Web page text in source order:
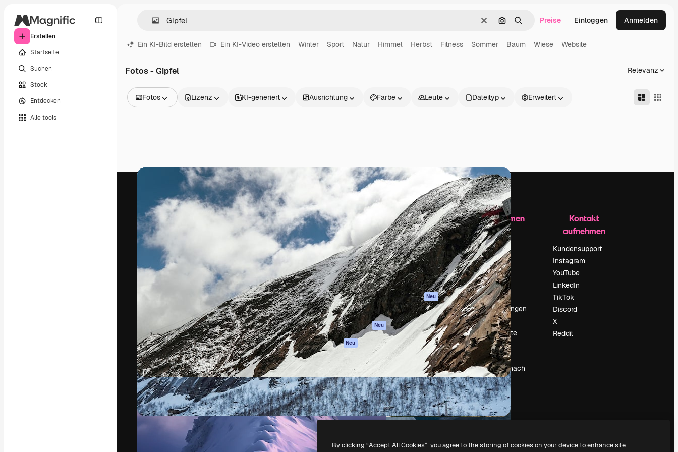
Erstellen
Startseite
Suchen
Stock
Entdecken
Alle tools
LöschenNach Bild suchen
SuchenPreise Einloggen Anmelden
Ein KI-Bild erstellen Ein KI-Video erstellen Winter Sport Natur Himmel Herbst Fitness Sommer Baum Wiese Website
Fotos - Gipfel Relevanz
Fotos
Videos
Motion Graphics
Videovorlagen
3D-Modelle
Schriftarten
Lizenz KI-generiert Ausrichtung Farbe Leute Dateityp Erweitert
Die kreative Plattform, um deine beste
Arbeit zu verwirklichen. Mehr als 1 Million
Abonnenten unter Kreativen, Unternehmen,
Agenturen und Studios.
Deutsch
Produkte
Spaces
KI-Assistent
KI-Bildgenerator
KI-Videogenerator
KI-
Stimmengenerator
Stock-Inhalte
MCP für
Claude/ChatGPT
Neu
Agenten Neu
API
Alle Magnific-Tools
Loslegen
Academy
Dokumentation
Support
AGB
Datenschutzerklärung
Originale Neu
Cookie-Richtlinie
Vertrauenszentrum
Partner
Unternehmen
Unternehmen
Preise
Über uns
Reviews
Karriere
Suchtrends
Blog
Veranstaltungen
Slidesgo
Deine Inhalte
verkaufen
Pressesaal
Suchst du nach
magnific.ai
Kontakt
aufnehmen
Kundensupport
Instagram
YouTube
LinkedIn
TikTok
Discord
X
Reddit
Copyright © 2010-2026Freepik Company S.L.U.Alle Rechte vorbehalten.
By clicking “Accept All Cookies”, you agree to the storing of cookies on your device to enhance site